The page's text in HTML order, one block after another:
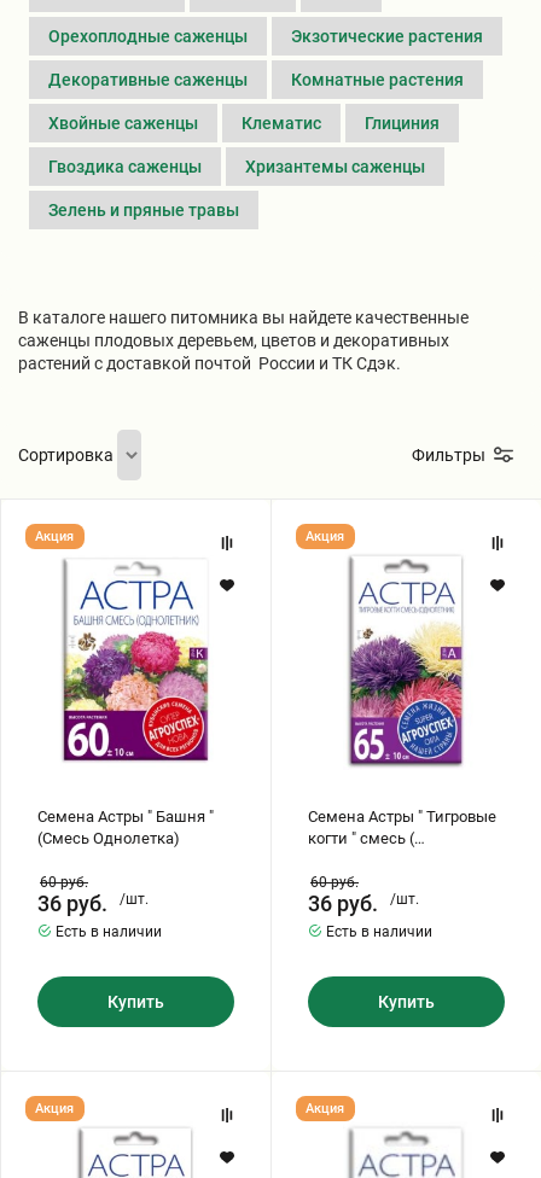
Персик
Слива
Черешня
Яблоня
Шарафуга
Абрикос
Зизифус
Инжир
Смородина
Клубника в квартиру
Рябчик
Ирис луковицы
ФРЕЗИЯ луковицы
Астильба
Лютики
Калла для дома и сада клубни 3
Морозник корневище
Семена бобовых культур
Парковые Розы
Плетистые Розы
Мускусные Розы
Гейхера
Пальма
Саженцы Павловнии
Лагерстрёмия индийская
Бирючина
Плющ
Овсяница
Малина
Луковицы цветов
СЕМЕНА
Орехоплодные саженцы
Экзотические растения
Декоративные саженцы
Комнатные растения
Клематис
Хризантемы саженцы
Орехоплодные саженцы Экзотические растения
Декоративные саженцы Комнатные растения
Хвойные саженцы Клематис Глициния
Гвоздика саженцы Хризантемы саженцы
Зелень и пряные травы
В каталоге нашего питомника вы найдете качественные
саженцы плодовых деревьем, цветов и декоративных
растений с доставкой почтой России и ТК Сдэк.
Фильтры
Сортировка
Семена
Астры
Однолетка)
Семена Астры " Башня "
(Смесь Однолетка)
Акция
60руб.
36 руб.
/шт.
Есть в наличии
Купить
Семена
Астры
однолетник
Семена Астры " Тигровые
когти " смесь (
Акция
60руб.
36 руб.
/шт.
Есть в наличии
Купить
Семена
Астры
Принцесса"
Акция
Семена
Астры
Пирамида"
Акция